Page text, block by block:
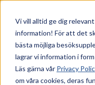
Vi vill alltid ge dig
information! För att det
bästa möjliga
lagrar vi information i
Läs gärna vår Privacy
om våra cookies, deras
Sales Enablement